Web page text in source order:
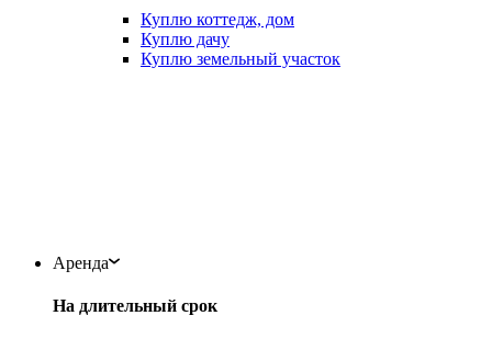
Куплю коттедж, дом
Куплю дачу
Куплю земельный участок
Аренда
На длительный срок